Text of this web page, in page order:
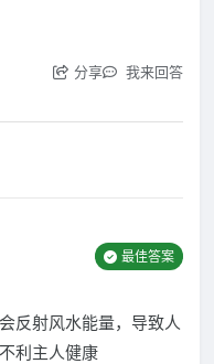
分享 我来回答
最佳答案
反射风水能量，导致人
利主人健康